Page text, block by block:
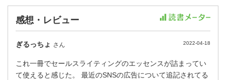
感想・レビュー
ぎるっちょ さん 2022-04-18
これ一冊でセールスライティングのエッセンスが詰まってい
て使えると感じた。 最近のSNSの広告について追記されてる